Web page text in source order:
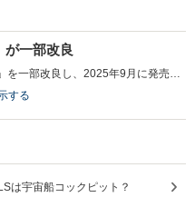
が一部改良
する
は宇宙船コックピット？